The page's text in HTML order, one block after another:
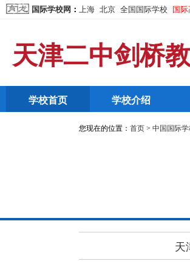
国际学校网 ： 上海 北京 全国国际学校 国
天津二中剑桥
学校首页 学校介绍
您现在的位置： 首页 > 中国国际
天